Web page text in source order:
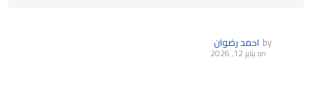
by احمد رضوان
onيناير 12, 2026